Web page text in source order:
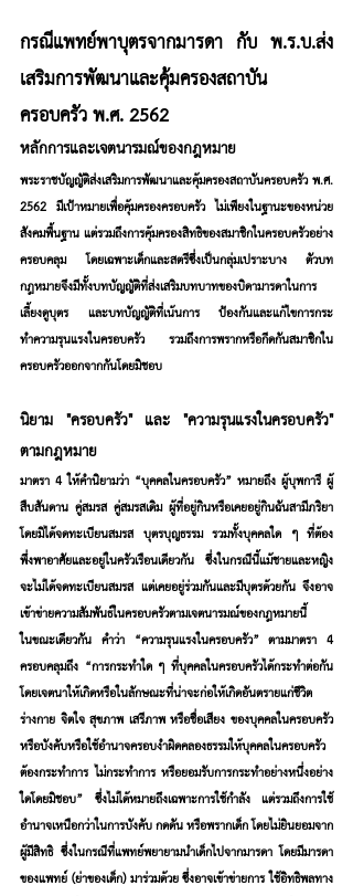
กรณีแพทย์พาบุตรจากมารดา กับ พ.ร.บ.ส่ง
เสริมการพัฒนาและคุ้มครองสถาบัน
ครอบครัว พ.ศ. 2562
หลักการและเจตนารมณ์ของกฎหมาย
พระราชบัญญัติส่งเสริมการพัฒนาและคุ้มครองสถาบันครอบครัว พ.ศ.
2562 มีเป้าหมายเพื่อคุ้มครองครอบครัว ไม่เพียงในฐานะของหน่วย
สังคมพื้นฐาน แต่รวมถึงการคุ้มครองสิทธิของสมาชิกในครอบครัวอย่าง
ครอบคลุม โดยเฉพาะเด็กและสตรีซึ่งเป็นกลุ่มเปราะบาง ตัวบท
กฎหมายจึงมีทั้งบทบัญญัติที่ส่งเสริมบทบาทของบิดามารดาในการ
เลี้ยงดูบุตร และบทบัญญัติที่เน้นการ ป้องกันและแก้ไขการกระ
ทำความรุนแรงในครอบครัว รวมถึงการพรากหรือกีดกันสมาชิกใน
ครอบครัวออกจากกันโดยมิชอบ
นิยาม "ครอบครัว" และ "ความรุนแรงในครอบครัว"
ตามกฎหมาย
มาตรา 4 ให้คำนิยามว่า “บุคคลในครอบครัว” หมายถึง ผู้บุพการี ผู้
สืบสันดาน คู่สมรส คู่สมรสเดิม ผู้ที่อยู่กินหรือเคยอยู่กินฉันสามีภริยา
โดยมิได้จดทะเบียนสมรส บุตรบุญธรรม รวมทั้งบุคคลใด ๆ ที่ต้อง
พึ่งพาอาศัยและอยู่ในครัวเรือนเดียวกัน ซึ่งในกรณีนี้แม้ชายและหญิง
จะไม่ได้จดทะเบียนสมรส แต่เคยอยู่ร่วมกันและมีบุตรด้วยกัน จึงอาจ
เข้าข่ายความสัมพันธ์ในครอบครัวตามเจตนารมณ์ของกฎหมายนี้
ในขณะเดียวกัน คำว่า “ความรุนแรงในครอบครัว” ตามมาตรา 4
ครอบคลุมถึง “การกระทำใด ๆ ที่บุคคลในครอบครัวได้กระทำต่อกัน
โดยเจตนาให้เกิดหรือในลักษณะที่น่าจะก่อให้เกิดอันตรายแก่ชีวิต
ร่างกาย จิตใจ สุขภาพ เสรีภาพ หรือชื่อเสียง ของบุคคลในครอบครัว
หรือบังคับหรือใช้อำนาจครอบงำผิดคลองธรรมให้บุคคลในครอบครัว
ต้องกระทำการ ไม่กระทำการ หรือยอมรับการกระทำอย่างหนึ่งอย่าง
ใดโดยมิชอบ” ซึ่งไม่ได้หมายถึงเฉพาะการใช้กำลัง แต่รวมถึงการใช้
อำนาจเหนือกว่าในการบังคับ กดดัน หรือพรากเด็ก โดยไม่ยินยอมจาก
ผู้มีสิทธิ ซึ่งในกรณีที่แพทย์พยายามนำเด็กไปจากมารดา โดยมีมารดา
ของแพทย์ (ย่าของเด็ก) มาร่วมด้วย ซึ่งอาจเข้าข่ายการ ใช้อิทธิพลทาง